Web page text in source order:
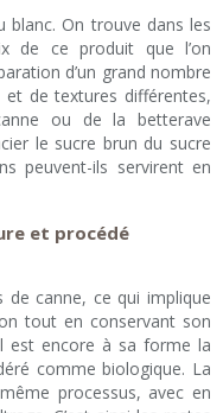
blanc. On trouve dans les
de ce produit que l’on
d’un grand nombre
de textures différentes,
ou de la betterave
le sucre brun du sucre
peuvent-ils servirent en
et procédé
canne, ce qui implique
tout en conservant son
est encore à sa forme la
comme biologique. La
processus, avec en